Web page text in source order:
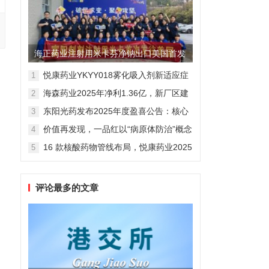
海正药业注射用米卡芬净钠出口美国首发
制剂全球化迈出关键一步
1
悦康药业YKYY018雾化吸入剂新适应症
感染防治
2
海森药业2025年净利1.36亿，新厂区建
3
东阳光药发布2025年度盈喜公告：核心
维度
4
价值再发现，一品红以“病原体防治”概念
5
16 款核酸药物管线布局，悦康药业2025
评论最多的文章